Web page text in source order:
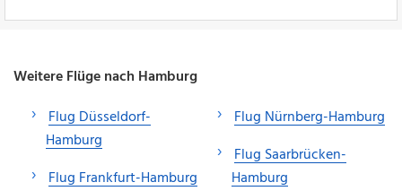
Weitere Flüge nach Hamburg
Flug Düsseldorf-
Hamburg
Flug Frankfurt-Hamburg
Flug Nürnberg-Hamburg
Flug Saarbrücken-
Hamburg